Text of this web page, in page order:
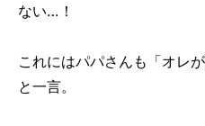
ない…！
これにはパパさんも「オレ
と一言。